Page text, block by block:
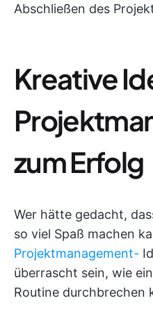
Abschließen des
Kreative
zum Erfolg
Wer hätte gedacht,
so viel Spaß machen
Projektmanagement-
überrascht sein, wie
Routine durchbrechen